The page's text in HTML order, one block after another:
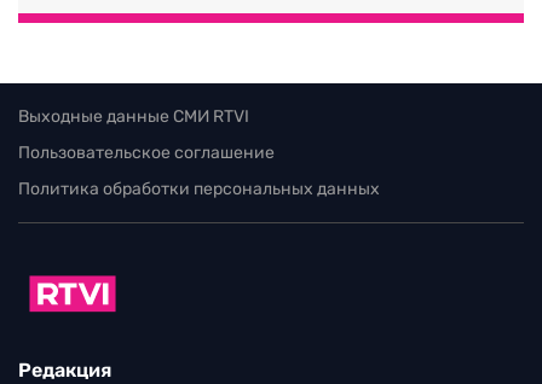
Выходные данные СМИ RTVI
Пользовательское соглашение
Политика обработки персональных данных
Редакция